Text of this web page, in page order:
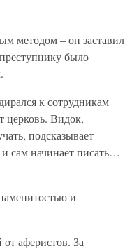
методом – он заставил
было
к сотрудникам
церковь. Видок,
подсказывает
сам начинает писать…
и
аферистов. За